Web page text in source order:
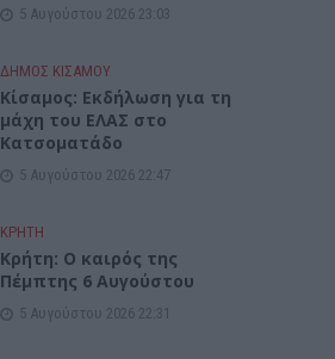
5 Αυγούστου 2026 23:03
ΔΉΜΟΣ ΚΙΣΆΜΟΥ
Κίσαμος: Εκδήλωση για τη
μάχη του ΕΛΑΣ στο
Κατσοματάδο
5 Αυγούστου 2026 22:47
ΚΡΗΤΗ
Κρήτη: Ο καιρός της
Πέμπτης 6 Αυγούστου
5 Αυγούστου 2026 22:31